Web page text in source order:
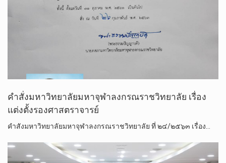
คำสั่งมหาวิทยาลัยมหาจุฬาลงกรณราชวิทยาลัย เรื่อง
แต่งตั้งรองศาสตราจารย์
คำสังมหาวิทยาลัยมหาจุฬาลงกรณราชวิทยาลัย ที่ ๒๔/๒๕๖๓ เรื่อง…